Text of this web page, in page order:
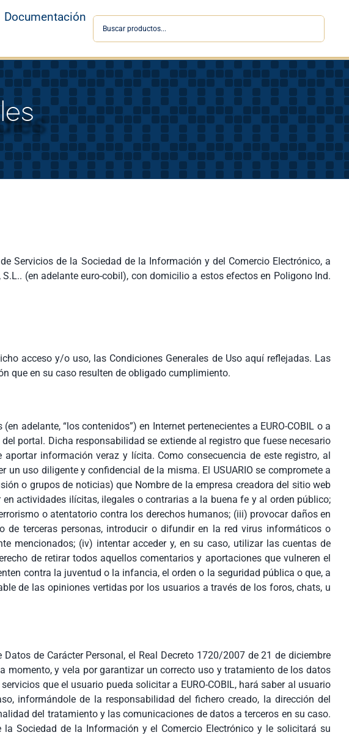
Documentación
Servicios de la Sociedad de la Información y del Comercio Electrónico, a
(en adelante euro-cobil), con domicilio a estos efectos en Poligono Ind.
acceso y/o uso, las Condiciones Generales de Uso aquí reflejadas. Las
que en su caso resulten de obligado cumplimiento.
adelante, “los contenidos”) en Internet pertenecientes a EURO-COBIL o a
portal. Dicha responsabilidad se extiende al registro que fuese necesario
información veraz y lícita. Como consecuencia de este registro, al
un uso diligente y confidencial de la misma. El USUARIO se compromete a
o grupos de noticias) que Nombre de la empresa creadora del sitio web
actividades ilícitas, ilegales o contrarias a la buena fe y al orden público;
o atentatorio contra los derechos humanos; (iii) provocar daños en
terceras personas, introducir o difundir en la red virus informáticos o
mencionados; (iv) intentar acceder y, en su caso, utilizar las cuentas de
de retirar todos aquellos comentarios y aportaciones que vulneren el
contra la juventud o la infancia, el orden o la seguridad pública o que, a
de las opiniones vertidas por los usuarios a través de los foros, chats, u
de Carácter Personal, el Real Decreto 1720/2007 de 21 de diciembre
momento, y vela por garantizar un correcto uso y tratamiento de los datos
que el usuario pueda solicitar a EURO-COBIL, hará saber al usuario
informándole de la responsabilidad del fichero creado, la dirección del
del tratamiento y las comunicaciones de datos a terceros en su caso.
Sociedad de la Información y el Comercio Electrónico y le solicitará su